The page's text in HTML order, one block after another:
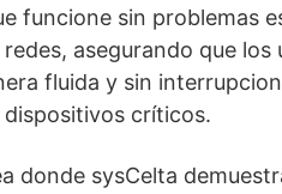
funcione sin problemas
asegurando que los
fluida y sin
críticos.
donde sysCelta